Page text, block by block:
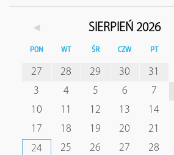
◄ SIERPIEŃ 2026
PON WT ŚR CZW PT
27 28 29 30 31
3
4 5 6 7
10
11 12 13 14
17
18 19 20 21
24
25 26 27 28